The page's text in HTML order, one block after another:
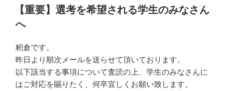
日:【重要】選考を希望される学生のみなさん
へ
籾倉です。
昨日より順次メールを送らせて頂いております。
以下該当する事項について査読の上、学生のみなさんに
はご対応を賜りたく、何卒宜しくお願い致します。